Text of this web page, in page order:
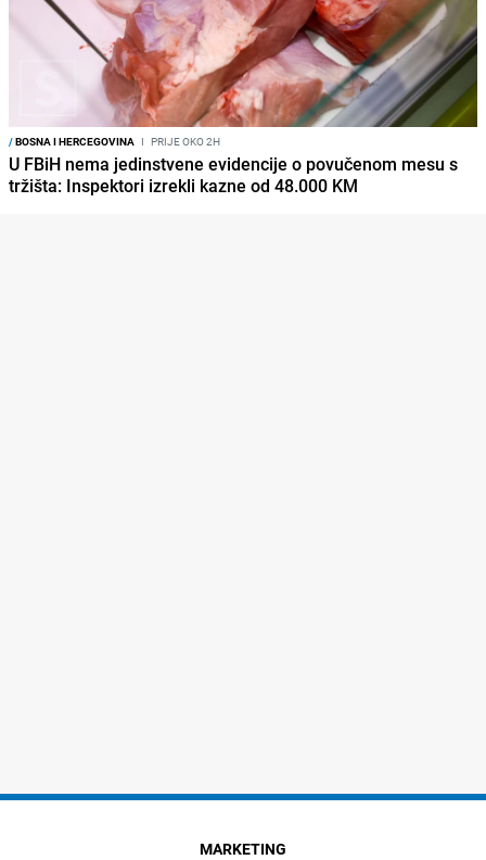
/BOSNA I HERCEGOVINA I PRIJE OKO 2H
U FBiH nema jedinstvene evidencije o povučenom mesu s
tržišta: Inspektori izrekli kazne od 48.000 KM
MARKETING